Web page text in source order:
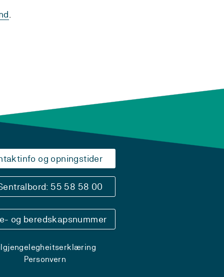
.
og opningstider
55 58 58 00
og beredskapsnummer
Personvern